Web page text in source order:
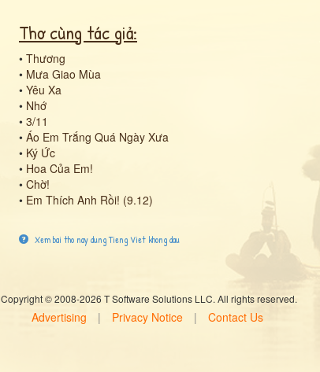
Thơ cùng tác giả:
• Thương
• Mưa Giao Mùa
• Yêu Xa
• Nhớ
• 3/11
• Áo Em Trắng Quá Ngày Xưa
• Ký Ức
• Hoa Của Em!
• Chờ!
• Em Thích Anh Rồi! (9.12)
Xem bai tho nay dung Tieng Viet khong dau
Copyright © 2008-2026 T Software Solutions LLC. All rights reserved.
Advertising | Privacy Notice | Contact Us